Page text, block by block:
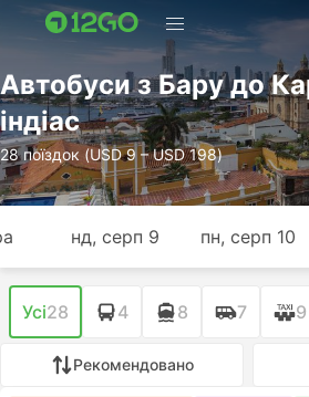
Автобуси з Бару до
індіас
28 поїздок (USD 9 – USD 198)
нд, серп 9 пн, серп 10
Усі28 4 8 7 9
Рекомендовано